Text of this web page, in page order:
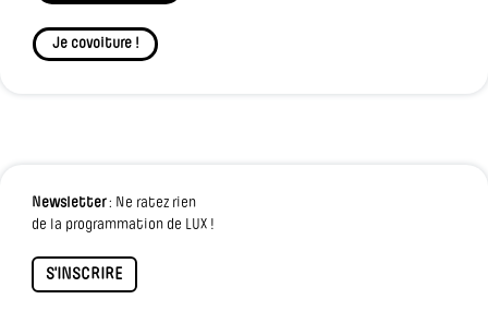
Je covoiture !
Newsletter: Ne ratez rien
de la programmation de LUX !
S'INSCRIRE